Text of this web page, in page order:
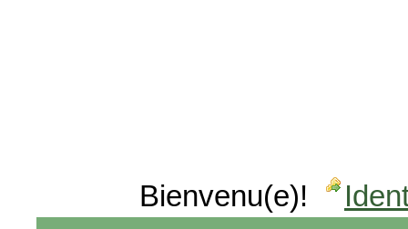
Bienvenu(e)!